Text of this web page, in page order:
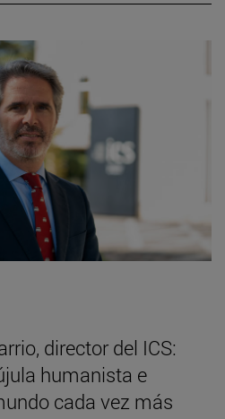
director del ICS:
humanista e
cada vez más